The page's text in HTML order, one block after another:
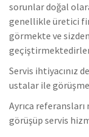
sorunlar doğal
genellikle üretici
görmekte ve
Servis ihtiyacınız
ustalar ile
Ayrıca
görüşüp servis